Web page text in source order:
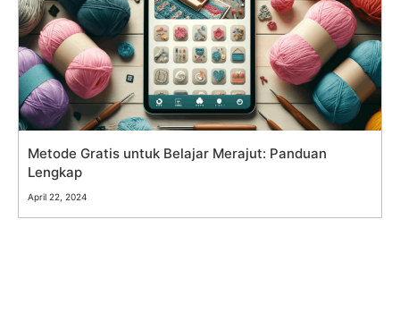
Metode Gratis untuk Belajar Merajut: Panduan
Lengkap
April 22, 2024